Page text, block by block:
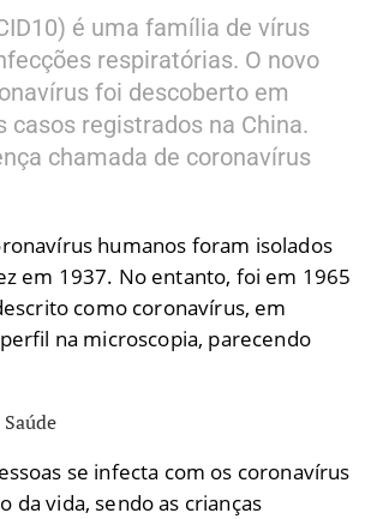
é uma família de vírus
respiratórias. O novo
foi descoberto em
casos registrados na China.
chamada de coronavírus
humanos foram isolados
em 1937. No entanto, foi em 1965
como coronavírus, em
na microscopia, parecendo
se infecta com os coronavírus
da vida, sendo as crianças